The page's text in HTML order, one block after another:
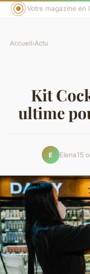
Votre magazine en
Accueil›Actu
Kit
ultime
E Elena15